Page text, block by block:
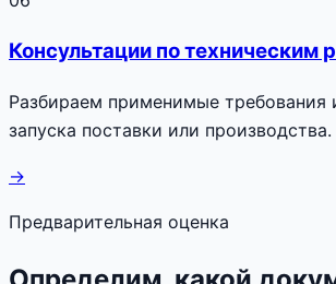
Консультации по техническим
Разбираем применимые требования
запуска поставки или производства.
→
Предварительная оценка